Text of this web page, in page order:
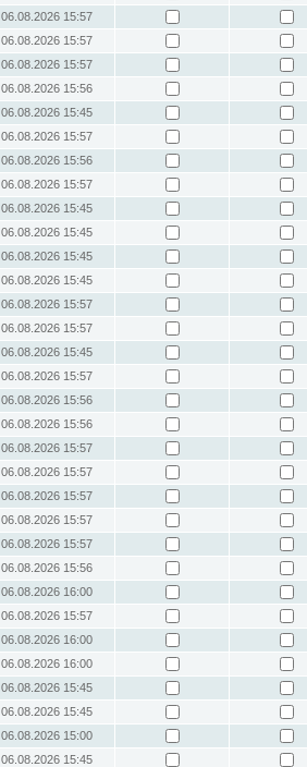
06.08.2026 15:57
06.08.2026 15:57
06.08.2026 15:57
06.08.2026 15:56
06.08.2026 15:45
06.08.2026 15:57
06.08.2026 15:56
06.08.2026 15:57
06.08.2026 15:45
06.08.2026 15:45
06.08.2026 15:45
06.08.2026 15:45
06.08.2026 15:57
06.08.2026 15:57
06.08.2026 15:45
06.08.2026 15:57
06.08.2026 15:56
06.08.2026 15:56
06.08.2026 15:57
06.08.2026 15:57
06.08.2026 15:57
06.08.2026 15:57
06.08.2026 15:57
06.08.2026 15:56
06.08.2026 16:00
06.08.2026 15:57
06.08.2026 16:00
06.08.2026 16:00
06.08.2026 15:45
06.08.2026 15:45
06.08.2026 15:00
06.08.2026 15:45